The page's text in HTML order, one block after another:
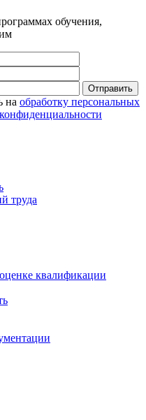
обучения,
Отправить
на обработку персональных
труда
квалификации